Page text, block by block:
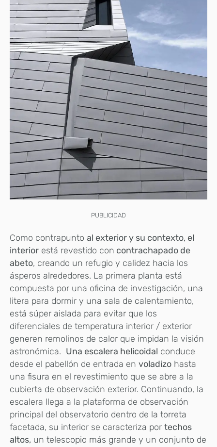
PUBLICIDAD
Como contrapunto al exterior y su contexto, el
interior está revestido con contrachapado de
abeto, creando un refugio y calidez hacia los
ásperos alrededores. La primera planta está
compuesta por una oficina de investigación, una
litera para dormir y una sala de calentamiento,
está súper aislada para evitar que los
diferenciales de temperatura interior / exterior
generen remolinos de calor que impidan la visión
astronómica. Una escalera helicoidal conduce
desde el pabellón de entrada en voladizo hasta
una fisura en el revestimiento que se abre a la
cubierta de observación exterior. Continuando, la
escalera llega a la plataforma de observación
principal del observatorio dentro de la torreta
facetada, su interior se caracteriza por techos
altos, un telescopio más grande y un conjunto de